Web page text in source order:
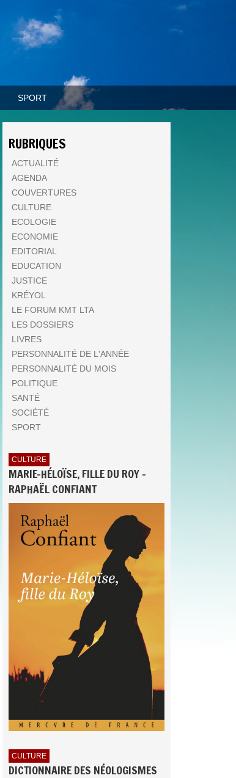
SPORT
RUBRIQUES
ACTUALITÉ
AGENDA
COUVERTURES
CULTURE
ECOLOGIE
ECONOMIE
EDITORIAL
EDUCATION
JUSTICE
KRÉYOL
LE FORUM KMT LTA
LES DOSSIERS
LIVRES
PERSONNALITÉ DE L'ANNÉE
PERSONNALITÉ DU MOIS
POLITIQUE
SANTÉ
SOCIÉTÉ
SPORT
CULTURE
MARIE-HÉLOÏSE, FILLE DU ROY -
RAPHAËL CONFIANT
CULTURE
DICTIONNAIRE DES NÉOLOGISMES